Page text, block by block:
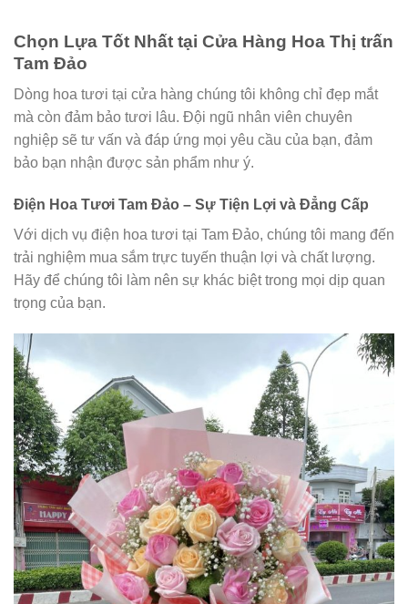
Chọn Lựa Tốt Nhất tại Cửa Hàng Hoa Thị trấn
Tam Đảo
Dòng hoa tươi tại cửa hàng chúng tôi không chỉ đẹp mắt
mà còn đảm bảo tươi lâu. Đội ngũ nhân viên chuyên
nghiệp sẽ tư vấn và đáp ứng mọi yêu cầu của bạn, đảm
bảo bạn nhận được sản phẩm như ý.
Điện Hoa Tươi Tam Đảo – Sự Tiện Lợi và Đẳng Cấp
Với dịch vụ điện hoa tươi tại Tam Đảo, chúng tôi mang đến
trải nghiệm mua sắm trực tuyến thuận lợi và chất lượng.
Hãy để chúng tôi làm nên sự khác biệt trong mọi dịp quan
trọng của bạn.